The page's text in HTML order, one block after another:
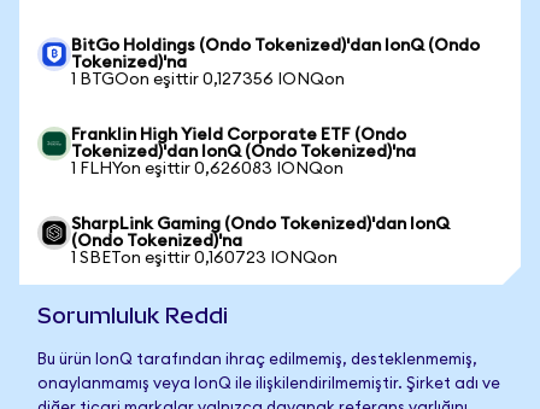
BitGo Holdings (Ondo Tokenized)'dan IonQ (Ondo
Tokenized)'na
1 BTGOon eşittir 0,127356 IONQon
Franklin High Yield Corporate ETF (Ondo
Tokenized)'dan IonQ (Ondo Tokenized)'na
1 FLHYon eşittir 0,626083 IONQon
SharpLink Gaming (Ondo Tokenized)'dan IonQ
(Ondo Tokenized)'na
1 SBETon eşittir 0,160723 IONQon
Sorumluluk Reddi
Bu ürün IonQ tarafından ihraç edilmemiş, desteklenmemiş,
onaylanmamış veya IonQ ile ilişkilendirilmemiştir. Şirket adı ve